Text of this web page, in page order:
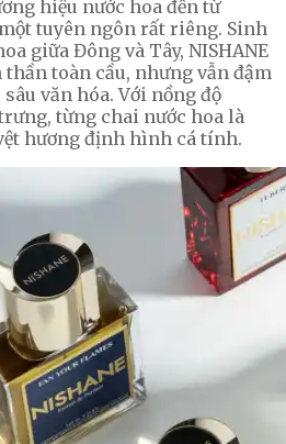
hiệu nước hoa đến từ
tuyên ngôn rất riêng. Sinh
giữa Đông và Tây, NISHANE
toàn cầu, nhưng vẫn đậm
văn hóa. Với nồng độ
từng chai nước hoa là
hương định hình cá tính.